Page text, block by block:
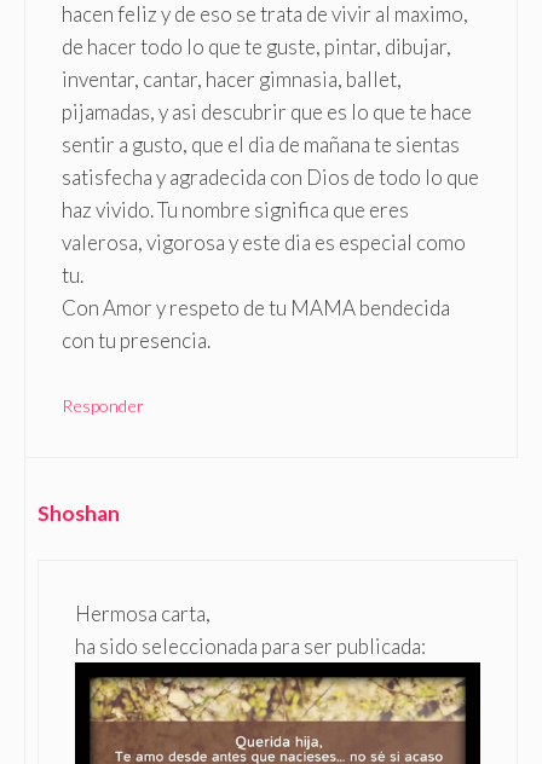
hacen feliz y de eso se trata de vivir al maximo,
de hacer todo lo que te guste, pintar, dibujar,
inventar, cantar, hacer gimnasia, ballet,
pijamadas, y asi descubrir que es lo que te hace
sentir a gusto, que el dia de mañana te sientas
satisfecha y agradecida con Dios de todo lo que
haz vivido. Tu nombre significa que eres
valerosa, vigorosa y este dia es especial como
tu.
Con Amor y respeto de tu MAMA bendecida
con tu presencia.
Responder
Shoshan
Hermosa carta,
ha sido seleccionada para ser publicada: